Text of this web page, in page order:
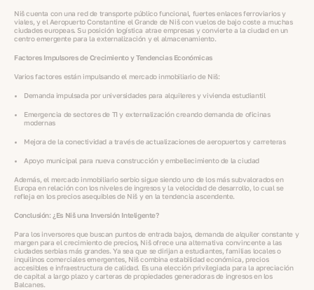
Niš cuenta con una red de transporte público funcional, fuertes enlaces ferroviarios y
viales, y el Aeropuerto Constantine el Grande de Niš con vuelos de bajo coste a muchas
ciudades europeas. Su posición logística atrae empresas y convierte a la ciudad en un
centro emergente para la externalización y el almacenamiento.
Factores Impulsores de Crecimiento y Tendencias Económicas
Varios factores están impulsando el mercado inmobiliario de Niš:
Demanda impulsada por universidades para alquileres y vivienda estudiantil
Emergencia de sectores de TI y externalización creando demanda de oficinas
modernas
Mejora de la conectividad a través de actualizaciones de aeropuertos y carreteras
Apoyo municipal para nueva construcción y embellecimiento de la ciudad
Además, el mercado inmobiliario serbio sigue siendo uno de los más subvalorados en
Europa en relación con los niveles de ingresos y la velocidad de desarrollo, lo cual se
refleja en los precios asequibles de Niš y en la tendencia ascendente.
Conclusión: ¿Es Niš una Inversión Inteligente?
Para los inversores que buscan puntos de entrada bajos, demanda de alquiler constante y
margen para el crecimiento de precios, Niš ofrece una alternativa convincente a las
ciudades serbias más grandes. Ya sea que se dirijan a estudiantes, familias locales o
inquilinos comerciales emergentes, Niš combina estabilidad económica, precios
accesibles e infraestructura de calidad. Es una elección privilegiada para la apreciación
de capital a largo plazo y carteras de propiedades generadoras de ingresos en los
Balcanes.